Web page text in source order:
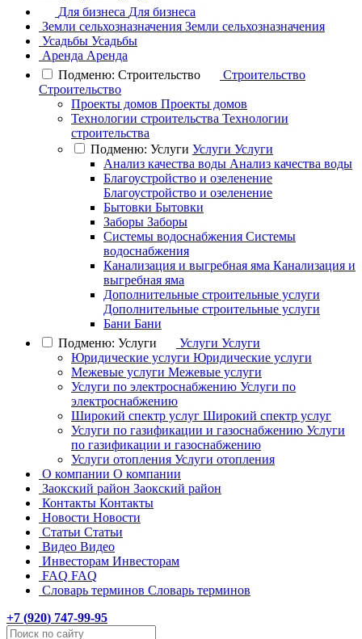
Для бизнеса Для бизнеса
Земли сельхозназначения Земли сельхозназначения
Усадьбы Усадьбы
Аренда Аренда
Подменю: Строительство
Строительство
Строительство
Проекты домов Проекты домов
Технологии строительства Технологии
строительства
Подменю: Услуги Услуги Услуги
Анализ качества воды Анализ качества воды
Благоустройство и озеленение
Благоустройство и озеленение
Бытовки Бытовки
Заборы Заборы
Системы водоснабжения Системы
водоснабжения
Канализация и выгребная яма Канализация и
выгребная яма
Дополнительные строительные услуги
Дополнительные строительные услуги
Бани Бани
Подменю: Услуги
Услуги Услуги
Юридические услуги Юридические услуги
Межевые услуги Межевые услуги
Услуги по электроснабжению Услуги по
электроснабжению
Широкий спектр услуг Широкий спектр услуг
Услуги по газификации и газоснабжению Услуги
по газификации и газоснабжению
Услуги отопления Услуги отопления
О компании О компании
Заокский район Заокский район
Контакты Контакты
Новости Новости
Статьи Статьи
Видео Видео
Инвесторам Инвесторам
FAQ FAQ
Словарь терминов Словарь терминов
+7 (920) 747-99-95